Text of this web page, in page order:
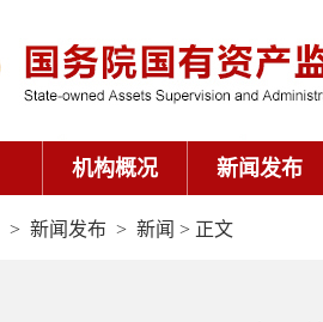
机构概况 新闻发布
> 新闻发布 > 新闻 > 正文